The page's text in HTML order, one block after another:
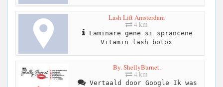
Lash Lift Amsterdam
4 km
Laminare gene si sprancene
Vitamin lash botox
By. ShellyBurnet.
4 km
Vertaald door Google Ik was